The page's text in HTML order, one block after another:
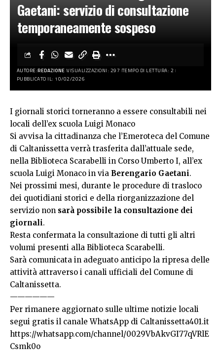
Gaetani: servizio di consultazione
temporaneamente sospeso
AUTORE:REDAZIONE VISUALIZZAZIONI: 297 TEMPO DI LETTURA: 2
PUBBLICATO IL: 10/02/2026
I giornali storici torneranno a essere consultabili nei
locali dell’ex scuola Luigi Monaco
Si avvisa la cittadinanza che l’Emeroteca del Comune
di Caltanissetta verrà trasferita dall’attuale sede,
nella Biblioteca Scarabelli in Corso Umberto I, all’ex
scuola Luigi Monaco in via Berengario Gaetani.
Nei prossimi mesi, durante le procedure di trasloco
dei quotidiani storici e della riorganizzazione del
servizio non sarà possibile la consultazione dei
giornali.
Resta confermata la consultazione di tutti gli altri
volumi presenti alla Biblioteca Scarabelli.
Sarà comunicata in adeguato anticipo la ripresa delle
attività attraverso i canali ufficiali del Comune di
Caltanissetta.
——————
Per rimanere aggiornato sulle ultime notizie locali
segui gratis il canale WhatsApp di Caltanissetta401.it
https://whatsapp.com/channel/0029VbAkvGI77qVRlE
Csmk0o